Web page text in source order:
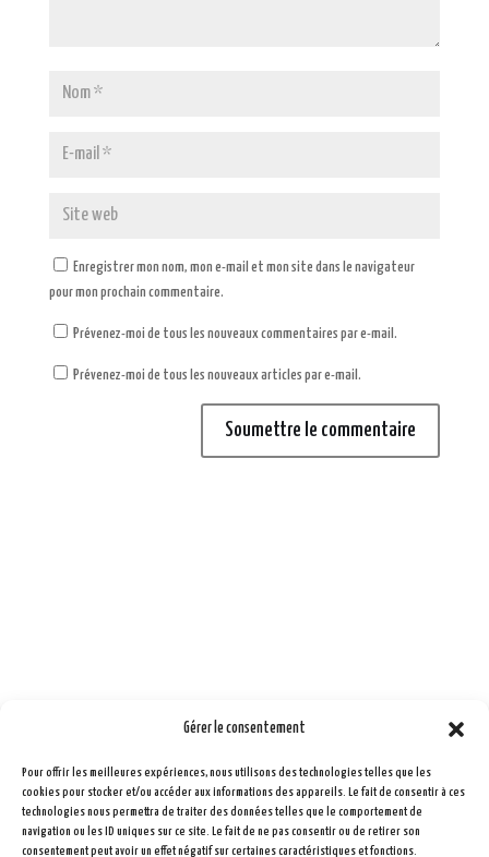
Gérer le consentement
Pour offrir les meilleures expériences, nous utilisons des technologies telles que les
cookies pour stocker et/ou accéder aux informations des appareils. Le fait de consentir à ces
technologies nous permettra de traiter des données telles que le comportement de
navigation ou les ID uniques sur ce site. Le fait de ne pas consentir ou de retirer son
consentement peut avoir un effet négatif sur certaines caractéristiques et fonctions.
Enregistrer mon nom, mon e-mail et mon site dans le navigateur
pour mon prochain commentaire.
Prévenez-moi de tous les nouveaux commentaires par e-mail.
Prévenez-moi de tous les nouveaux articles par e-mail.
Soumettre le commentaire
 Formulaire de contact